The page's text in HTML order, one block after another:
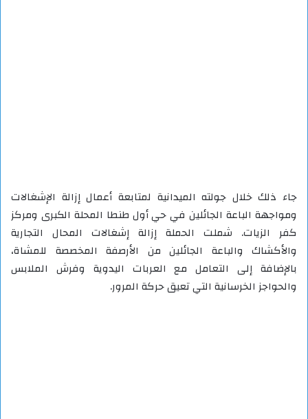
جاء ذلك خلال جولته الميدانية لمتابعة أعمال إزالة الإشغالات
ومواجهة الباعة الجائلين في حي أول طنطا المحلة الكبرى ومركز
كفر الزيات. شملت الحملة إزالة إشغالات المحال التجارية
والأكشاك والباعة الجائلين من الأرصفة المخصصة للمشاة،
بالإضافة إلى التعامل مع العربات اليدوية وفرش الملابس
والحواجز الخرسانية التي تعيق حركة المرور.